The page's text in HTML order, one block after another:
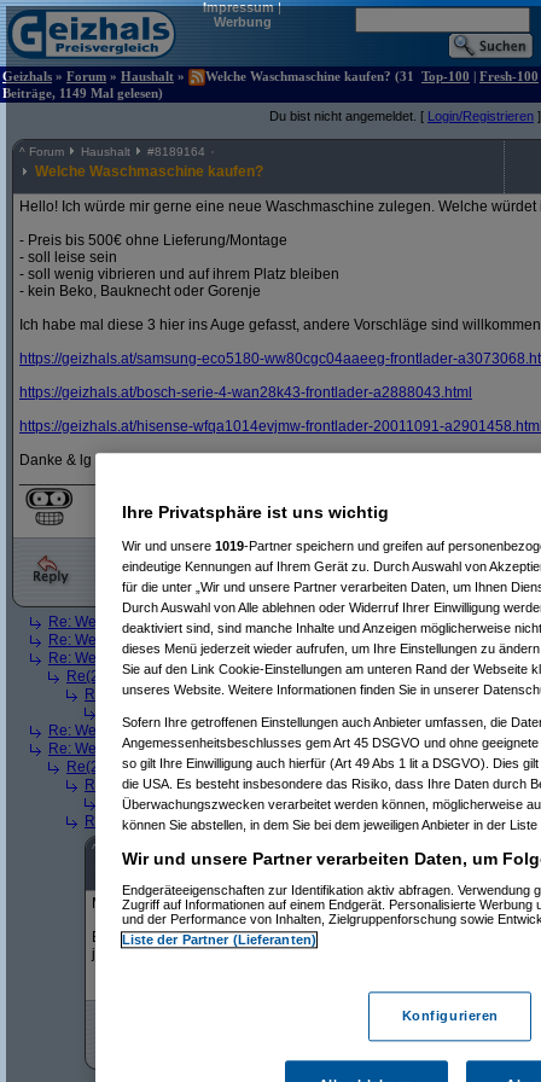
Impressum|
Werbung
Geizhals » Forum » Haushalt »
Welche Waschmaschine kaufen? (31
Beiträge, 1149 Mal gelesen)
Top-100 | Fresh-100
Du bist nicht angemeldet. [ Login/Registrieren ]
^ Forum Haushalt #8189164
Welche Waschmaschine kaufen?
Hello! Ich würde mir gerne eine neue Waschmaschine zulegen. Welche
- Preis bis 500€ ohne Lieferung/Montage
- soll leise sein
- soll wenig vibrieren und auf ihrem Platz bleiben
- kein Beko, Bauknecht oder Gorenje
Ich habe mal diese 3 hier ins Auge gefasst, andere Vorschläge sind
https://geizhals.at/samsung-eco5180-ww80cgc04aaeeg-frontlader-
https://geizhals.at/bosch-serie-4-wan28k43-frontlader-a2888043.html
https://geizhals.at/hisense-wfqa1014evjmw-frontlader-20011091-
Danke & lg
Re: Welche Waschmaschine kaufen? (Picard782000am 21.09.2024,
Re: Welche Waschmaschine kaufen?
Psychopath
am 21.09.2024,
Re: Welche Waschmaschine kaufen?
( AVS_reloadedam 21.09.2024,
Re(2): Welche Waschmaschine kaufen?( cell2ndformam 22.09.2024,
Re(3): Welche Waschmaschine kaufen?
(AVS_reloadedam
Re: Welche Waschmaschine kaufen?(someonelikemeam 22.09.2024,
Re: Welche Waschmaschine kaufen?
(Ykäam 22.09.2024, 13:22:44)
Re(2): Welche Waschmaschine kaufen? (Psychopath am 22.09.2024,
Re(3): Welche Waschmaschine kaufen? (Picard782000 am
Re(4): Welche Waschmaschine kaufen?( Psychopatham
Re(3): Welche Waschmaschine kaufen?
(pongam 24.09.2024,
^
Re(4): Welche Waschmaschine kaufen?
Meine Herdplatte hat auch keine App-Benachrichtigung.
Besten Gruss,
j.
Ihre Privatsphäre ist uns wichtig
Wir und unsere 1019-Partner speichern und greifen auf
eindeutige Kennungen auf Ihrem Gerät zu. Durch Auswahl von
für die unter „Wir und unsere Partner verarbeiten Daten, um Ihnen
Durch Auswahl von Alle ablehnen oder Widerruf Ihrer Einwilligung
deaktiviert sind, sind manche Inhalte und Anzeigen möglicherweise
dieses Menü jederzeit wieder aufrufen, um Ihre Einstellungen zu
Sie auf den Link Cookie-Einstellungen am unteren Rand der Webseite
unseres Website. Weitere Informationen finden Sie in unserer
Sofern Ihre getroffenen Einstellungen auch Anbieter umfassen, die
Angemessenheitsbeschlusses gem Art 45 DSGVO und ohne
so gilt Ihre Einwilligung auch hierfür (Art 49 Abs 1 lit a DSGVO). Dies
die USA. Es besteht insbesondere das Risiko, dass Ihre Daten durch
Überwachungszwecken verarbeitet werden können, möglicherweise
können Sie abstellen, in dem Sie bei dem jeweiligen Anbieter in der
Wir und unsere Partner verarbeiten Daten, um
Endgeräteeigenschaften zur Identifikation aktiv abfragen. Verwendung
Zugriff auf Informationen auf einem Endgerät. Personalisierte Werbung
und der Performance von Inhalten, Zielgruppenforschung sowie
Liste der Partner (Lieferanten)
Konfigurieren